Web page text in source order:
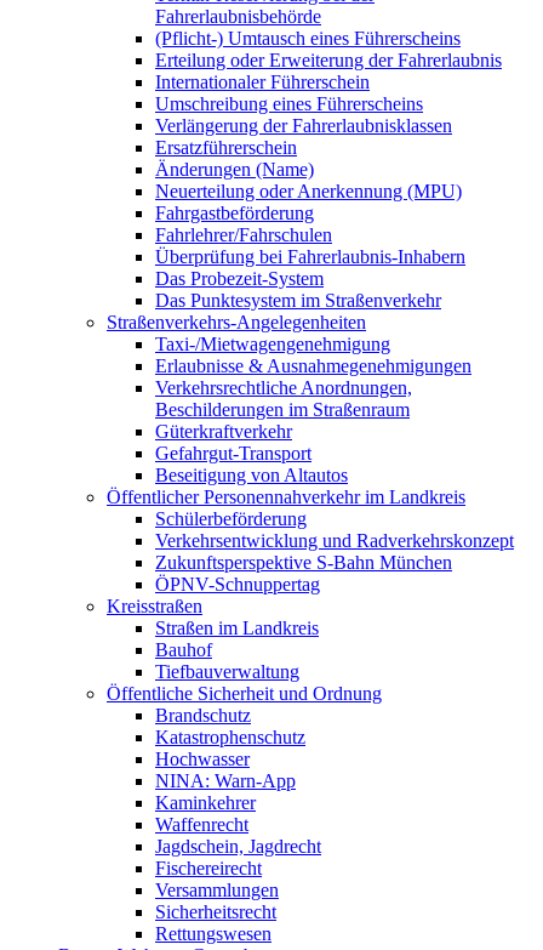
Fahrerlaubnisbehörde
(Pflicht-) Umtausch eines Führerscheins
Erteilung oder Erweiterung der Fahrerlaubnis
Internationaler Führerschein
Umschreibung eines Führerscheins
Verlängerung der Fahrerlaubnisklassen
Ersatzführerschein
Änderungen (Name)
Neuerteilung oder Anerkennung (MPU)
Fahrgastbeförderung
Fahrlehrer/Fahrschulen
Überprüfung bei Fahrerlaubnis-Inhabern
Das Probezeit-System
Das Punktesystem im Straßenverkehr
Straßenverkehrs-Angelegenheiten
Taxi-/Mietwagengenehmigung
Erlaubnisse & Ausnahmegenehmigungen
Verkehrsrechtliche Anordnungen,
Beschilderungen im Straßenraum
Güterkraftverkehr
Gefahrgut-Transport
Beseitigung von Altautos
Öffentlicher Personennahverkehr im Landkreis
Schülerbeförderung
Verkehrsentwicklung und Radverkehrskonzept
Zukunftsperspektive S-Bahn München
ÖPNV-Schnuppertag
Kreisstraßen
Straßen im Landkreis
Bauhof
Tiefbauverwaltung
Öffentliche Sicherheit und Ordnung
Brandschutz
Katastrophenschutz
Hochwasser
NINA: Warn-App
Kaminkehrer
Waffenrecht
Jagdschein, Jagdrecht
Fischereirecht
Versammlungen
Sicherheitsrecht
Rettungswesen